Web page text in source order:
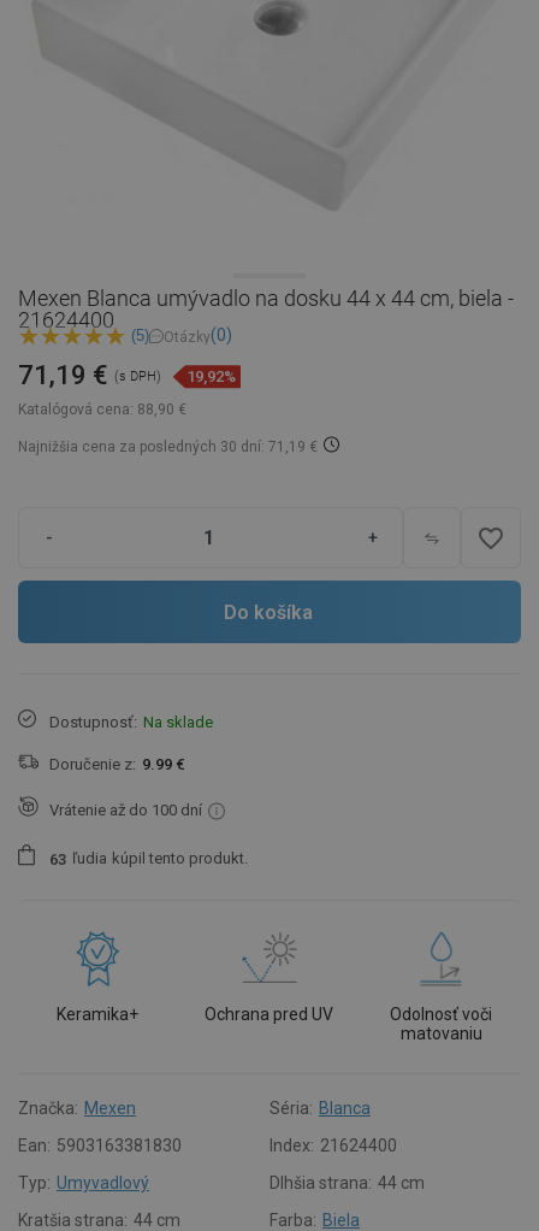
Mexen Blanca umývadlo na dosku 44 x 44 cm, biela -
21624400
(5) Otázky(0)
Katalógová cena: 88,90 €
71,19 € (s DPH) 19,92%
Najnižšia cena za posledných 30 dní: 71,19 €
- + favorite_border
Do košíka
Dostupnosť: Na sklade
Doručenie z: 9.99 €
Vrátenie až do 100 dní
63 ľudia kúpil tento produkt.
Keramika+ Ochrana pred UV
Odolnosť voči
matovaniu
Značka: Mexen Séria: Blanca
Ean: 5903163381830 Index: 21624400
Typ: Umyvadlový Dlhšia strana: 44 cm
Kratšia strana: 44 cm Farba: Biela